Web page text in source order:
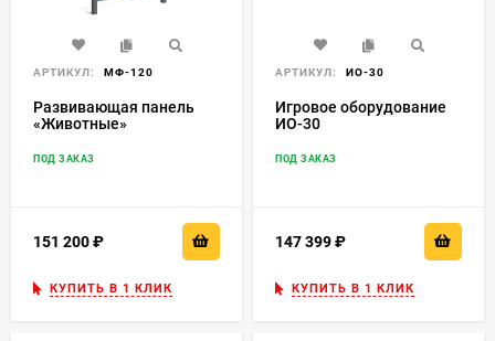
АРТИКУЛ: МФ-120
Развивающая панель
«Животные»
ПОД ЗАКАЗ
151 200
КУПИТЬ В 1 КЛИК
АРТИКУЛ: ИО-30
Игровое оборудование
ИО-30
ПОД ЗАКАЗ
147 399
КУПИТЬ В 1 КЛИК